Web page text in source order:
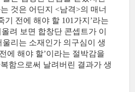
것은 어딘지 <남격>의 매너
기 전에 해야 할 101가지’라는
려 보면 합창단 콘셉트가 이
리는 소재인가 의구심이 생
에 해야 할’이라는 절박감을
함으로써 날려버린 결과가 생